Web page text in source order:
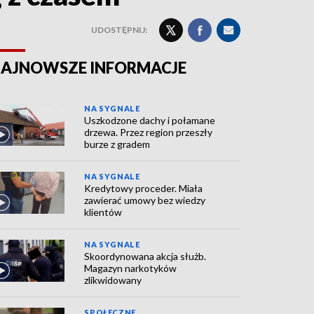
UDOSTĘPNIJ:
INFORMACJE
NA SYGNALE
Uszkodzone dachy i połamane
drzewa. Przez region przeszły
burze z gradem
NA SYGNALE
Kredytowy proceder. Miała
zawierać umowy bez wiedzy
klientów
NA SYGNALE
Skoordynowana akcja służb.
Magazyn narkotyków
zlikwidowany